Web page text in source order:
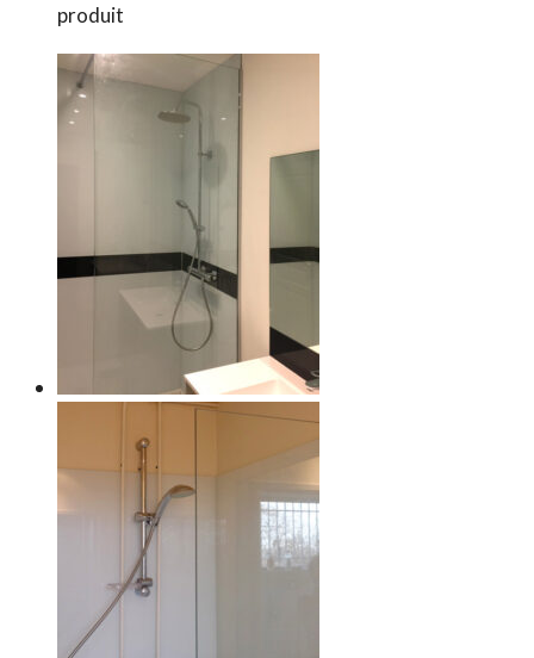
produit